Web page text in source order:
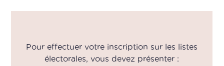
Pour effectuer votre inscription sur les listes
électorales, vous devez présenter :